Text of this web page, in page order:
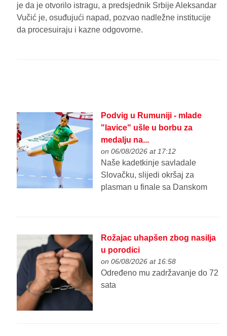
je da je otvorilo istragu, a predsjednik Srbije Aleksandar
Vučić je, osuđujući napad, pozvao nadležne institucije
da procesuiraju i kazne odgovorne.
Podvig u Rumuniji - mlade
"lavice" ušle u borbu za
medalju na...
on 06/08/2026 at 17:12
Naše kadetkinje savladale
Slovačku, slijedi okršaj za
plasman u finale sa Danskom
Rožajac uhapšen zbog nasilja
u porodici
on 06/08/2026 at 16:58
Određeno mu zadržavanje do 72
sata